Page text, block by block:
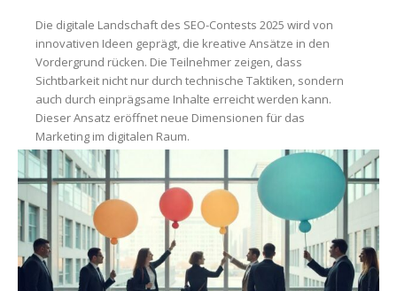
Die digitale Landschaft des SEO-Contests 2025 wird von
innovativen Ideen geprägt, die kreative Ansätze in den
Vordergrund rücken. Die Teilnehmer zeigen, dass
Sichtbarkeit nicht nur durch technische Taktiken, sondern
auch durch einprägsame Inhalte erreicht werden kann.
Dieser Ansatz eröffnet neue Dimensionen für das
Marketing im digitalen Raum.